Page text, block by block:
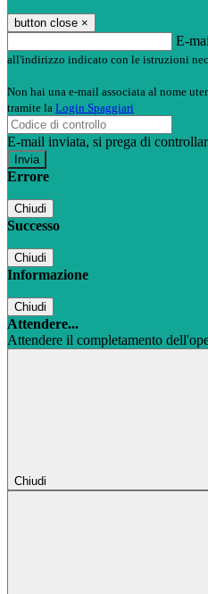
button close ×
E-
all'indirizzo indicato con le istruzioni
Non hai una e-mail associata al nome
tramite la Login Spaggiari
E-mail inviata, si prega di
Errore
Chiudi
Successo
Chiudi
Informazione
Chiudi
Attendere...
Attendere il completamento
Chiudi